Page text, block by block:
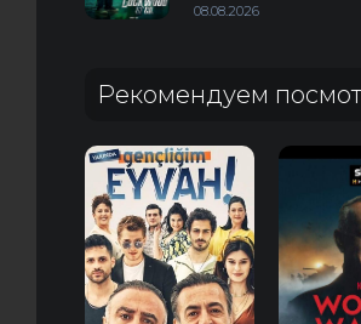
08.08.2026
Рекомендуем